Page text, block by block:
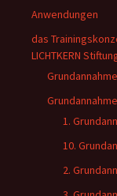
Anwendungen
das
LICHTKERN
1.
10.
2.